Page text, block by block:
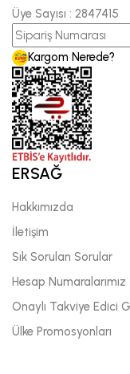
Üye Sayısı : 2847415
Kargom Nerede?
ERSAĞ
Hakkımızda
İletişim
Sık Sorulan Sorular
Hesap Numaralarımız
Onaylı Takviye Edici
Ülke Promosyonları